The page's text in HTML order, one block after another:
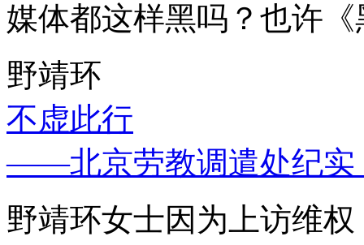
媒体都这样黑吗？也许
野靖环
不虚此行
——北京劳教调遣处纪实
野靖环女士因为上访维